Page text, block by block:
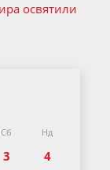
освятили
Сб Нд
3
4